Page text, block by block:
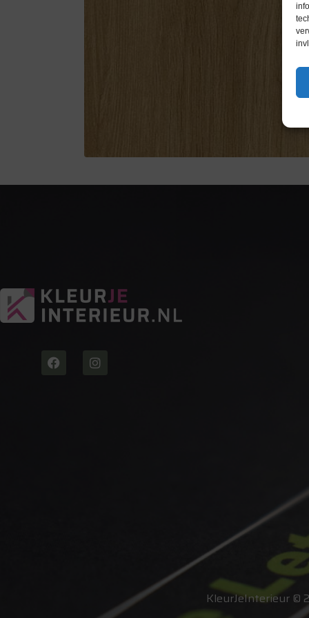
KleurJeInterieur ©